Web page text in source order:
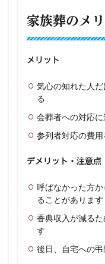
家族葬のメ
メリット
気心の知れた人
る
会葬者への対応
参列者対応の費
デメリット・注意点
呼ばなかった方
ることがあります
香典収入が減る
す
後日、自宅への